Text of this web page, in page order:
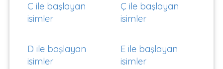
C ile başlayan
isimler
Ç ile başlayan
isimler
D ile başlayan
isimler
E ile başlayan
isimler